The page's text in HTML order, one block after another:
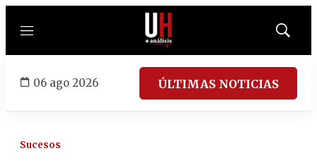
Menú
Mostrar
06 ago 2026 ÚLTIMAS NOTICIAS
Sucesos